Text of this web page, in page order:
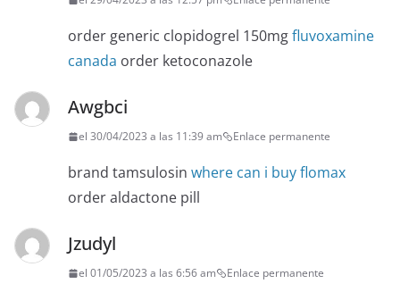
order generic clopidogrel 150mgfluvoxamine
canada order ketoconazole
Awgbci
el 30/04/2023 a las 11:39 am Enlace permanente
brand tamsulosin where can i buy flomax
order aldactone pill
Jzudyl
el 01/05/2023 a las 6:56 am Enlace permanente